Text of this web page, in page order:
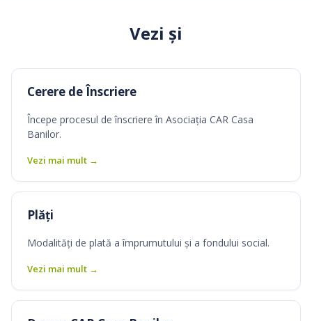
Vezi și
Cerere de Înscriere
Începe procesul de înscriere în Asociația CAR Casa
Banilor.
Vezi mai mult →
Plăți
Modalități de plată a împrumutului și a fondului social.
Vezi mai mult →